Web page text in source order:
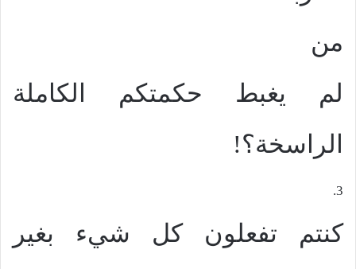
من
لم يغبط حكمتكم الكاملة
الراسخة؟!
3.
كنتم تفعلون كل شيء بغير